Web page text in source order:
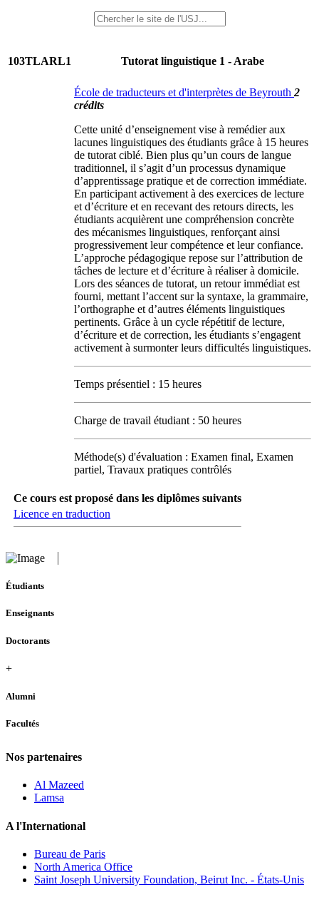
103TLARL1 Tutorat linguistique 1 - Arabe
École de traducteurs et d'interprètes de Beyrouth 2
crédits
Cette unité d’enseignement vise à remédier aux
lacunes linguistiques des étudiants grâce à 15 heures
de tutorat ciblé. Bien plus qu’un cours de langue
traditionnel, il s’agit d’un processus dynamique
d’apprentissage pratique et de correction immédiate.
En participant activement à des exercices de lecture
et d’écriture et en recevant des retours directs, les
étudiants acquièrent une compréhension concrète
des mécanismes linguistiques, renforçant ainsi
progressivement leur compétence et leur confiance.
L’approche pédagogique repose sur l’attribution de
tâches de lecture et d’écriture à réaliser à domicile.
Lors des séances de tutorat, un retour immédiat est
fourni, mettant l’accent sur la syntaxe, la grammaire,
l’orthographe et d’autres éléments linguistiques
pertinents. Grâce à un cycle répétitif de lecture,
d’écriture et de correction, les étudiants s’engagent
activement à surmonter leurs difficultés linguistiques.
Temps présentiel : 15 heures
Charge de travail étudiant : 50 heures
Méthode(s) d'évaluation : Examen final, Examen
partiel, Travaux pratiques contrôlés
Ce cours est proposé dans les diplômes suivants
Licence en traduction
Étudiants
Enseignants
Doctorants
+
Alumni
Facultés
Nos partenaires
Al Mazeed
Lamsa
A l'International
Bureau de Paris
North America Office
Saint Joseph University Foundation, Beirut Inc. - États-Unis